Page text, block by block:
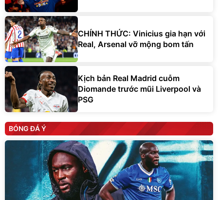
CHÍNH THỨC: Vinicius gia hạn với
Real, Arsenal vỡ mộng bom tấn
Kịch bản Real Madrid cuỗm
Diomande trước mũi Liverpool và
PSG
BÓNG ĐÁ Ý